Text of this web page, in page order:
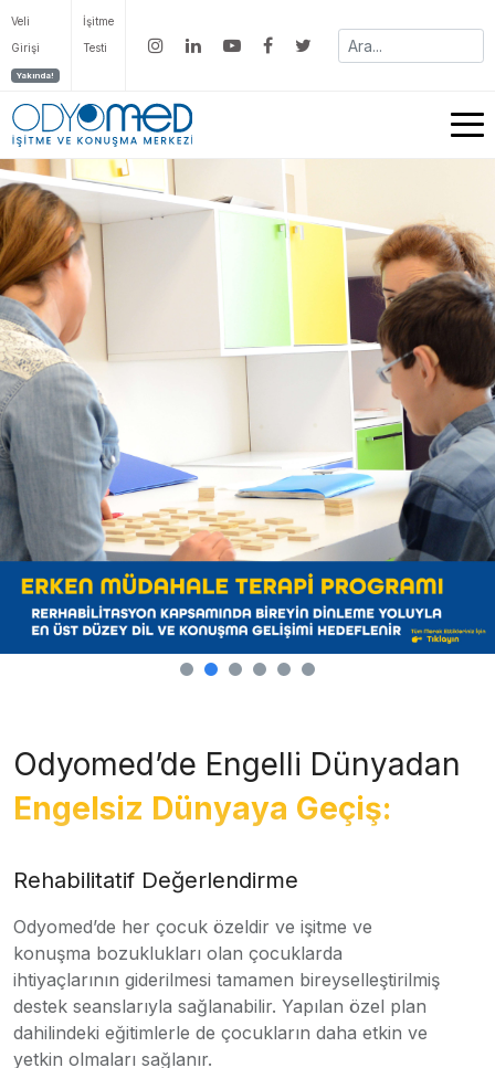
Veli
Girişi
Yakında!
İşitme
Testi
Odyomed’de Engelli Dünyadan
Engelsiz Dünyaya Geçiş:
Rehabilitatif Değerlendirme
Odyomed’de her çocuk özeldir ve işitme ve
konuşma bozuklukları olan çocuklarda
ihtiyaçlarının giderilmesi tamamen bireyselleştirilmiş
destek seanslarıyla sağlanabilir. Yapılan özel plan
dahilindeki eğitimlerle de çocukların daha etkin ve
yetkin olmaları sağlanır.